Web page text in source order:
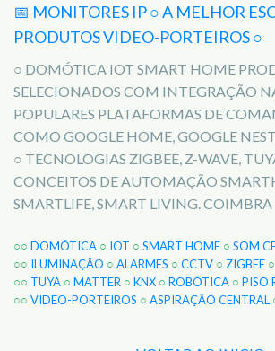
📅 MONITORES IP ○ A MELHOR
PRODUTOS VIDEO-PORTEIROS ○
○ DOMÓTICA IOT SMART HOME
SELECIONADOS COM INTEGRAÇÃO
POPULARES PLATAFORMAS DE
COMO GOOGLE HOME, GOOGLE NEST,
○ TECNOLOGIAS ZIGBEE, Z-WAVE,
CONCEITOS DE AUTOMAÇÃO
SMARTLIFE, SMART LIVING. COIMBRA
○○ DOMÓTICA ○ IOT ○ SMART HOME ○ SOM
○○ ILUMINAÇÃO ○ ALARMES ○ CCTV ○ ZIGBEE ○
○○ TUYA ○ MATTER ○ KNX ○ ROBÓTICA ○ PISO
○○ VIDEO-PORTEIROS ○ ASPIRAÇÃO CENTRAL